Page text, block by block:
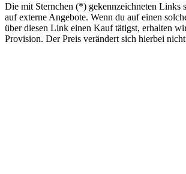
Die mit Sternchen (*) gekennzeichneten Links
auf externe Angebote. Wenn du auf einen
über diesen Link einen Kauf tätigst, erhalten
Provision. Der Preis verändert sich hierbei